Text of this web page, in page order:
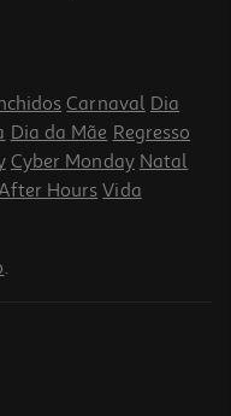
Carnaval Dia
Dia da Mãe Regresso
Cyber Monday Natal
Hours Vida
.